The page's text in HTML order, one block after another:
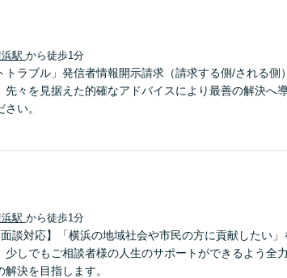
駅 から徒歩1分
トラブル」発信者情報開示請求（請求する側/される側
々を見据えた的確なアドバイスにより最善の解決へ
い。
駅 から徒歩1分
談対応】「横浜の地域社会や市民の方に貢献したい
しでもご相談者様の人生のサポートができるよう全
決を目指します。